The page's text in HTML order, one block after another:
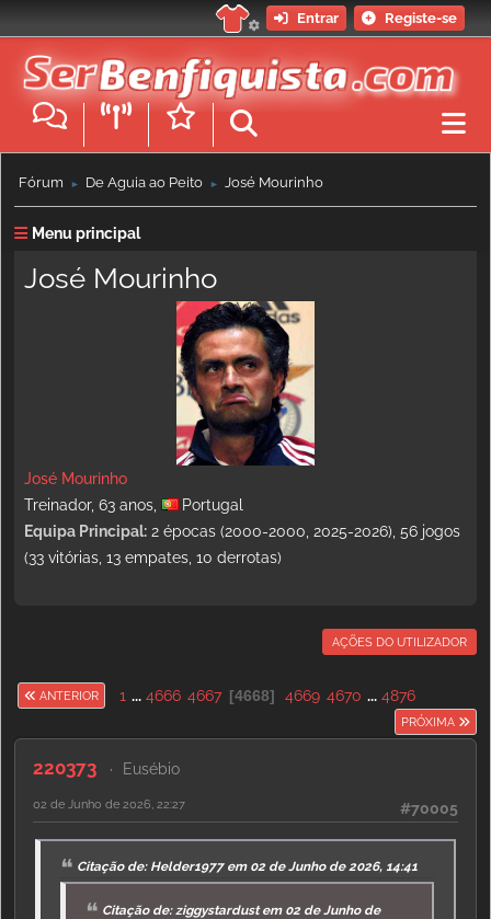
Entrar Registe-se
Fórum ► De Águia ao Peito ► José Mourinho
Menu principal
José Mourinho
José Mourinho
Treinador, 63 anos,
Portugal
Equipa Principal: 2 épocas (2000-2000, 2025-2026), 56 jogos
(33 vitórias, 13 empates, 10 derrotas)
AÇÕES DO UTILIZADOR
ANTERIOR 1 ... 4666 4667 4668 4669 4670 ... 4876
PRÓXIMA
220373 Eusébio
#70005
02 de Junho de 2026, 22:27
Citação de: Helder1977 em 02 de Junho de 2026, 14:41
Citação de: ziggystardust em 02 de Junho de